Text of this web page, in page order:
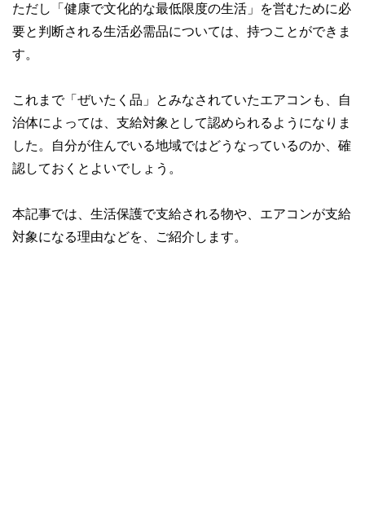
ただし「健康で文化的な最低限度の生活」を営むために必
要と判断される生活必需品については、持つことができま
す。
これまで「ぜいたく品」とみなされていたエアコンも、自
治体によっては、支給対象として認められるようになりま
した。自分が住んでいる地域ではどうなっているのか、確
認しておくとよいでしょう。
本記事では、生活保護で支給される物や、エアコンが支給
対象になる理由などを、ご紹介します。